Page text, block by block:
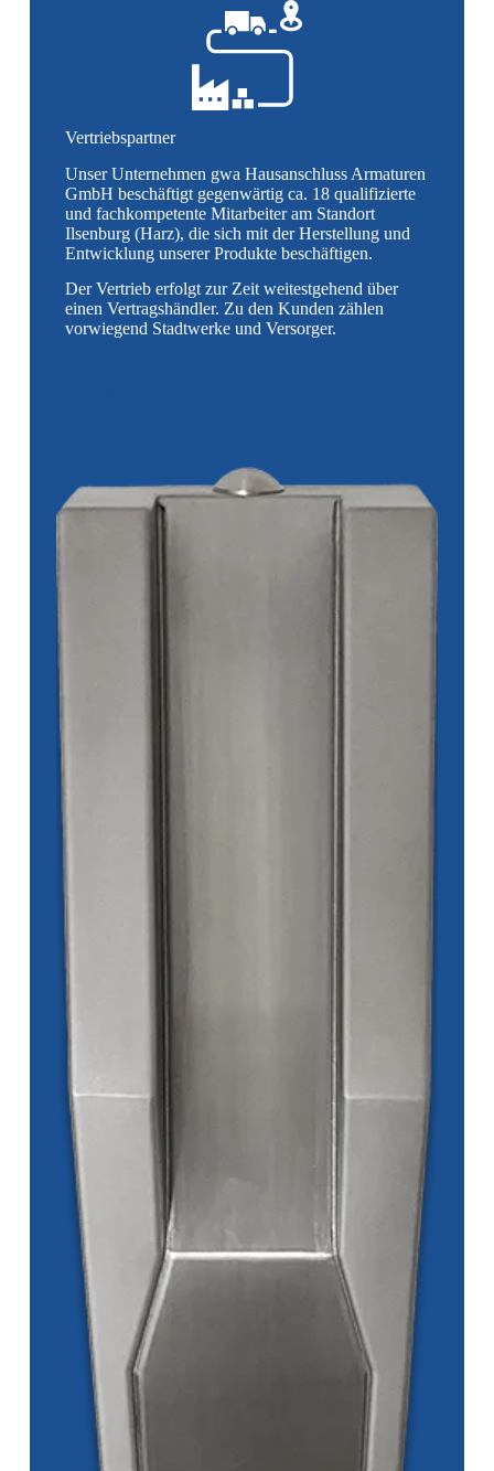
Vertriebspartner
Unser Unternehmen gwa Hausanschluss Armaturen
GmbH beschäftigt gegenwärtig ca. 18 qualifizierte
und fachkompetente Mitarbeiter am Standort
Ilsenburg (Harz), die sich mit der Herstellung und
Entwicklung unserer Produkte beschäftigen.
Der Vertrieb erfolgt zur Zeit weitestgehend über
einen Vertragshändler. Zu den Kunden zählen
vorwiegend Stadtwerke und Versorger.